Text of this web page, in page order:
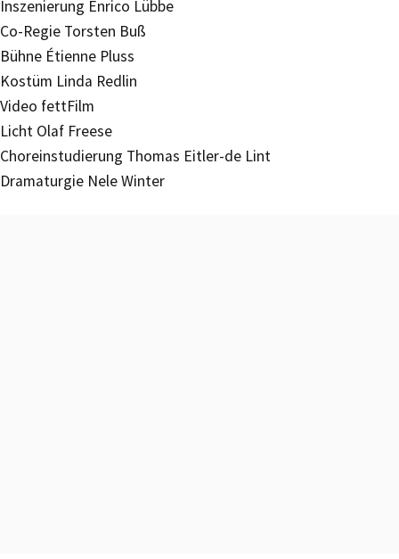
Inszenierung Enrico Lübbe
Co-Regie Torsten Buß
Bühne Étienne Pluss
Kostüm Linda Redlin
Video fettFilm
Licht Olaf Freese
Choreinstudierung Thomas Eitler-de Lint
Dramaturgie Nele Winter